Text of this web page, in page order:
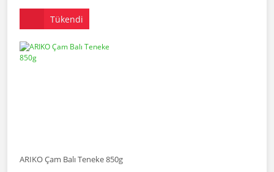
Tükendi
ARIKO Çam Balı Teneke 850g